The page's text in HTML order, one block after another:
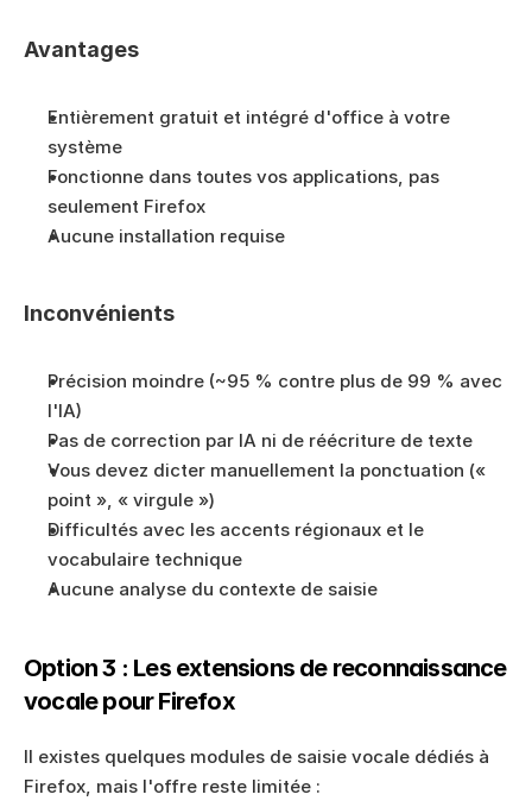
Avantages
Entièrement gratuit et intégré d'office à votre
système
Fonctionne dans toutes vos applications, pas
seulement Firefox
Aucune installation requise
Inconvénients
Précision moindre (~95 % contre plus de 99 % avec
l'IA)
Pas de correction par IA ni de réécriture de texte
Vous devez dicter manuellement la ponctuation («
point », « virgule »)
Difficultés avec les accents régionaux et le
vocabulaire technique
Aucune analyse du contexte de saisie
Option 3 : Les extensions de reconnaissance
vocale pour Firefox
Il existes quelques modules de saisie vocale dédiés à
Firefox, mais l'offre reste limitée :